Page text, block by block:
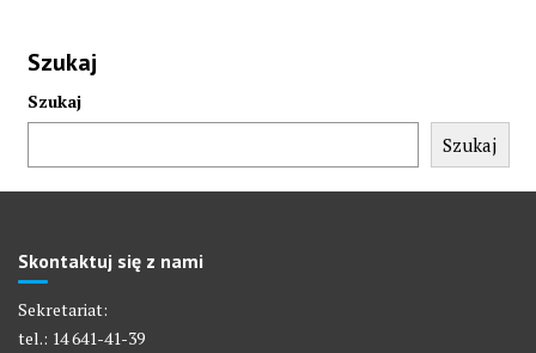
Szukaj
Szukaj
Szukaj
Skontaktuj się z nami
Sekretariat:
tel.: 14 641-41-39